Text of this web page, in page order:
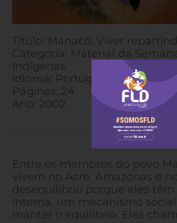
Título: Manacô: Viver
Categoria: Material da
Indígenas
Idioma: Português
Páginas: 24
Ano: 2002
Entre os membros do povo
vivem no Acre, Amazonas e
desequilíbrio porque eles
interna, um mecanismo
manter o equilíbrio. Eles